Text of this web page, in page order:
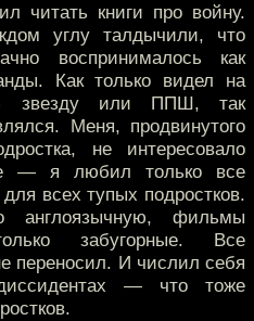
читать книги про войну.
углу талдычили, что
воспринималось как
Как только видел на
звезду или ППШ, так
Меня, продвинутого
не интересовало
— я любил только все
всех тупых подростков.
англоязычную, фильмы
забугорные. Все
переносил. И числил себя
— что тоже